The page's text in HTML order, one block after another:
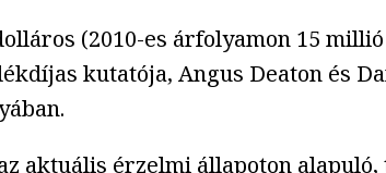
(2010-es árfolyamon 15
kutatója, Angus Deaton és
aktuális érzelmi állapoton